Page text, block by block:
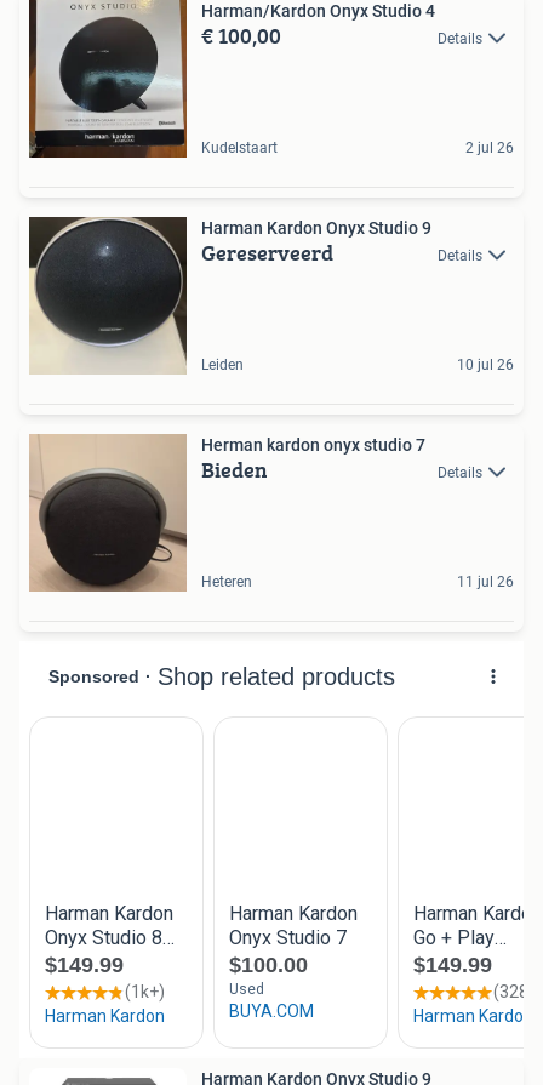
Harman/Kardon Onyx Studio 4
€ 100,00 Details
Kudelstaart 2 jul 26
Harman Kardon Onyx Studio 9
Gereserveerd Details
Leiden 10 jul 26
Herman kardon onyx studio 7
Bieden Details
Heteren 11 jul 26
Harman Kardon Onyx Studio 9